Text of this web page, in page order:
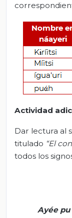
Actividad
Dar lectura al
titulado “El
todos los
Ayée pu